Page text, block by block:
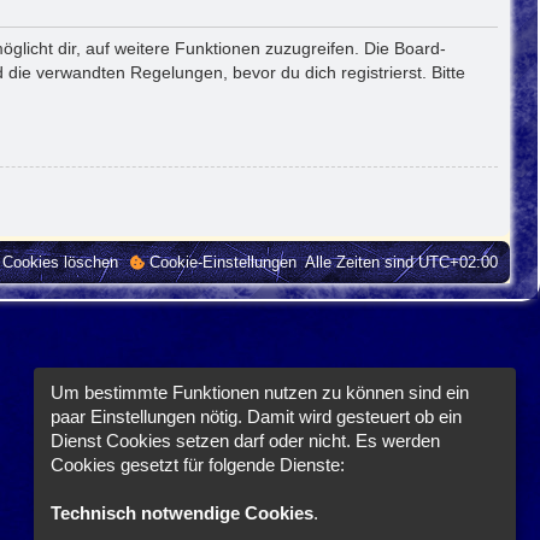
dir, auf weitere Funktionen zuzugreifen. Die Board-
verwandten Regelungen, bevor du dich registrierst. Bitte
Alle Zeiten sindUTC+02:00
Cookie-Einstellungen
löschen
Um bestimmte Funktionen nutzen zu können sind ein
paar Einstellungen nötig. Damit wird gesteuert ob ein
Dienst Cookies setzen darf oder nicht. Es werden
Cookies gesetzt für folgende Dienste:
Technisch notwendige Cookies.